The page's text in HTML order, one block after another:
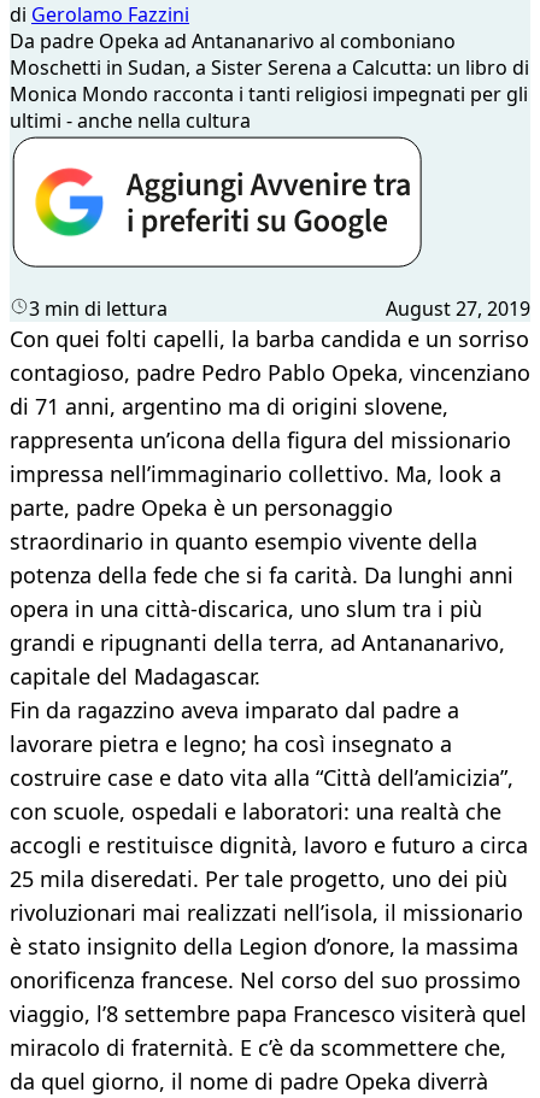
di Gerolamo Fazzini
Da padre Opeka ad Antananarivo al comboniano
Moschetti in Sudan, a Sister Serena a Calcutta: un libro di
Monica Mondo racconta i tanti religiosi impegnati per gli
ultimi - anche nella cultura
3 min di lettura August 27, 2019
Con quei folti capelli, la barba candida e un sorriso
contagioso, padre Pedro Pablo Opeka, vincenziano
di 71 anni, argentino ma di origini slovene,
rappresenta un’icona della figura del missionario
impressa nell’immaginario collettivo. Ma, look a
parte, padre Opeka è un personaggio
straordinario in quanto esempio vivente della
potenza della fede che si fa carità. Da lunghi anni
opera in una città-discarica, uno slum tra i più
grandi e ripugnanti della terra, ad Antananarivo,
capitale del Madagascar.
Fin da ragazzino aveva imparato dal padre a
lavorare pietra e legno; ha così insegnato a
costruire case e dato vita alla “Città dell’amicizia”,
con scuole, ospedali e laboratori: una realtà che
accogli e restituisce dignità, lavoro e futuro a circa
25 mila diseredati. Per tale progetto, uno dei più
rivoluzionari mai realizzati nell’isola, il missionario
è stato insignito della Legion d’onore, la massima
onorificenza francese. Nel corso del suo prossimo
viaggio, l’8 settembre papa Francesco visiterà quel
miracolo di fraternità. E c’è da scommettere che,
da quel giorno, il nome di padre Opeka diverrà